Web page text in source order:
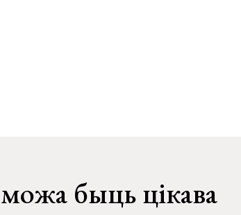
быць цікава